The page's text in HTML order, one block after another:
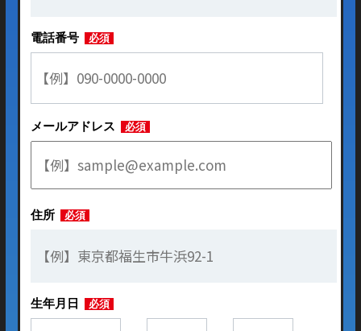
電話番号 必須
メールアドレス 必須
住所 必須
生年月日 必須